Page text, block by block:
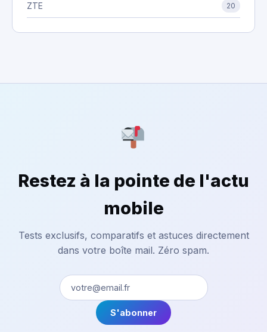
ZTE 20
Restez à la pointe de l'actu
mobile
Tests exclusifs, comparatifs et astuces directement
dans votre boîte mail. Zéro spam.
S'abonner